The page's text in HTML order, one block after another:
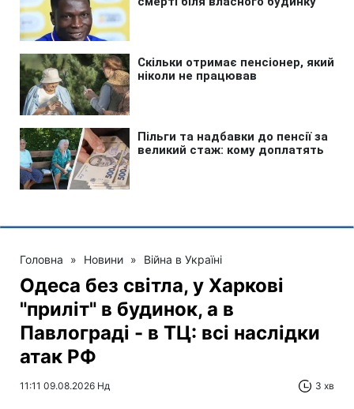
Головна » Новини » Війна в Україні
Одеса без світла, у Харкові
"приліт" в будинок, а в
Павлограді - в ТЦ: всі наслідки
атак РФ
11:11 09.08.2026 Нд 3 хв